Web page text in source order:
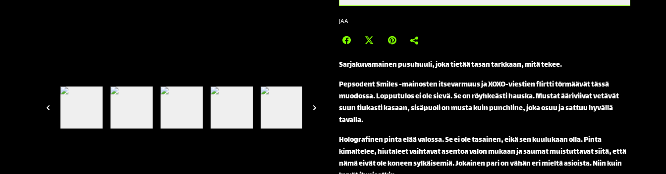
JAA
Sarjakuvamainen pusuhuuli, joka tietää tasan tarkkaan, mitä tekee.
Pepsodent Smiles -mainosten itsevarmuus ja XOXO-viestien flirtti törmäävät tässä
muodossa. Lopputulos ei ole sievä. Se on röyhkeästi hauska. Mustat ääriviivat vetävät
suun tiukasti kasaan, sisäpuoli on musta kuin punchline, joka osuu ja sattuu hyvällä
tavalla.
Holografinen pinta elää valossa. Se ei ole tasainen, eikä sen kuulukaan olla. Pinta
kimaltelee, hiutaleet vaihtavat asentoa valon mukaan ja saumat muistuttavat siitä, että
nämä eivät ole koneen sylkäisemiä. Jokainen pari on vähän eri mieltä asioista. Niin kuin